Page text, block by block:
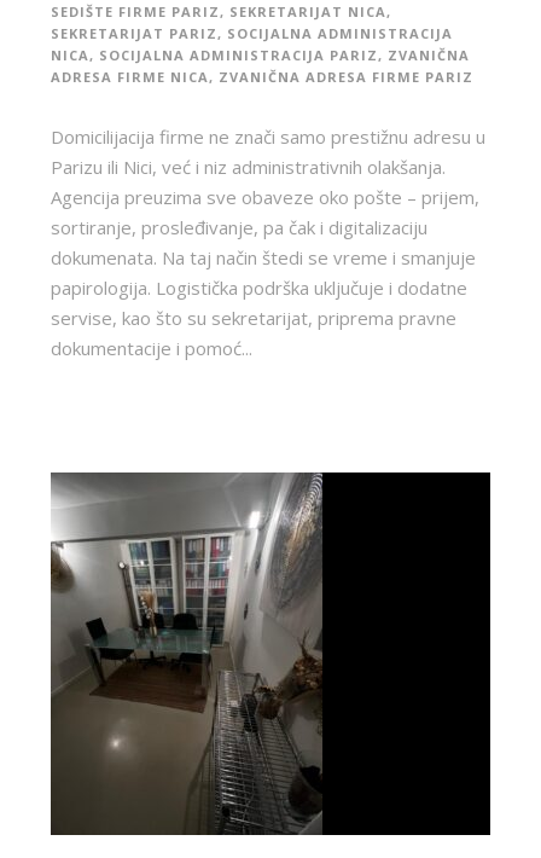
SEDIŠTE FIRME PARIZ , SEKRETARIJAT NICA ,
SEKRETARIJAT PARIZ , SOCIJALNA ADMINISTRACIJA
NICA , SOCIJALNA ADMINISTRACIJA PARIZ , ZVANIČNA
ADRESA FIRME NICA , ZVANIČNA ADRESA FIRME PARIZ
Domicilijacija firme ne znači samo prestižnu adresu u
Parizu ili Nici, već i niz administrativnih olakšanja.
Agencija preuzima sve obaveze oko pošte – prijem,
sortiranje, prosleđivanje, pa čak i digitalizaciju
dokumenata. Na taj način štedi se vreme i smanjuje
papirologija. Logistička podrška uključuje i dodatne
servise, kao što su sekretarijat, priprema pravne
dokumentacije i pomoć...